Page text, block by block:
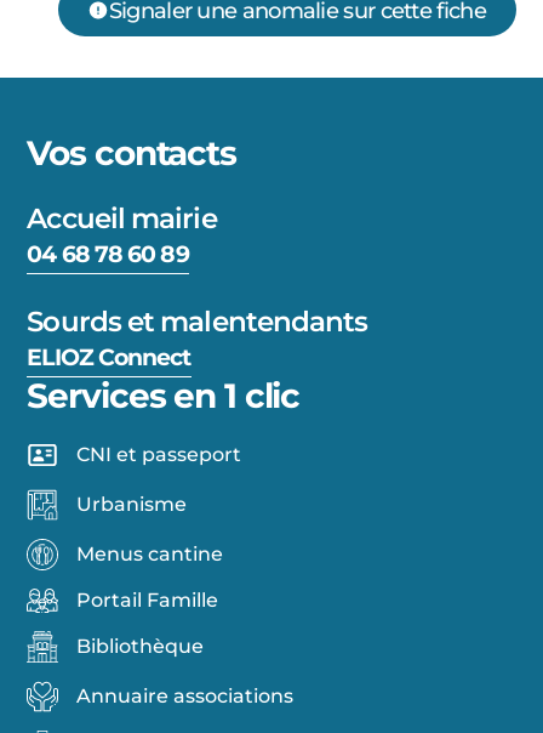
Signaler une anomalie sur cette fiche
Vos contacts
Accueil mairie
04 68 78 60 89
Sourds et malentendants
ELIOZ Connect
Services en 1 clic
CNI et passeport
Urbanisme
Menus cantine
Portail Famille
Bibliothèque
Annuaire associations